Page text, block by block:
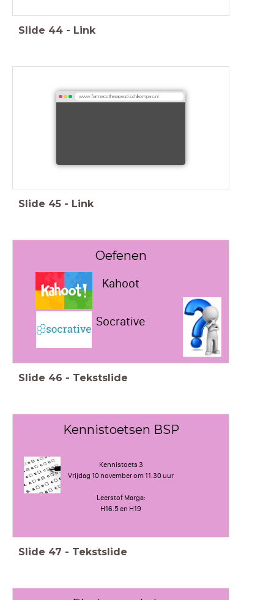
Slide 44 - Link
www.farmacotherapeutischkompas.nl
Slide 45 - Link
Oefenen
Kahoot
Socrative
Slide 46 - Tekstslide
Kennistoetsen BSP
Kennistoets 3
Vrijdag 10 november om 11.30 uur
Leerstof Marga:
H16.5 en H19
Slide 47 - Tekstslide